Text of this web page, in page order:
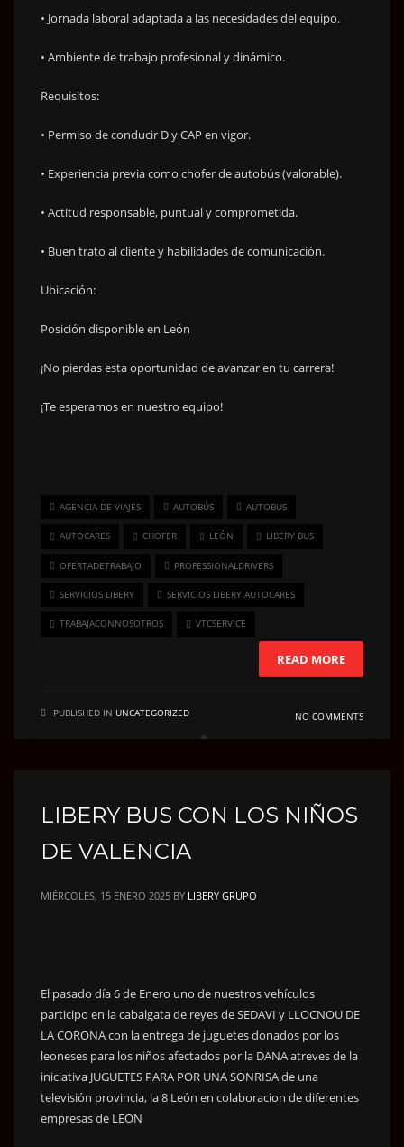
• Jornada laboral adaptada a las necesidades del equipo.
• Ambiente de trabajo profesional y dinámico.
Requisitos:
• Permiso de conducir D y CAP en vigor.
• Experiencia previa como chofer de autobús (valorable).
• Actitud responsable, puntual y comprometida.
• Buen trato al cliente y habilidades de comunicación.
Ubicación:
Posición disponible en León
¡No pierdas esta oportunidad de avanzar en tu carrera!
¡Te esperamos en nuestro equipo!
AGENCIA DE VIAJES AUTOBÚS AUTOBUS
AUTOCARES CHOFER LEÓN LIBERY BUS
OFERTADETRABAJO PROFESSIONALDRIVERS
SERVICIOS LIBERY SERVICIOS LIBERY AUTOCARES
TRABAJACONNOSOTROS VTCSERVICE
READ MORE
PUBLISHED IN UNCATEGORIZED NO COMMENTS
LIBERY BUS CON LOS NIÑOS
DE VALENCIA
MIÉRCOLES, 15 ENERO 2025 BY LIBERY GRUPO
El pasado día 6 de Enero uno de nuestros vehículos
participo en la cabalgata de reyes de SEDAVI y LLOCNOU DE
LA CORONA con la entrega de juguetes donados por los
leoneses para los niños afectados por la DANA atreves de la
iniciativa JUGUETES PARA POR UNA SONRISA de una
televisión provincia, la 8 León en colaboracion de diferentes
empresas de LEON